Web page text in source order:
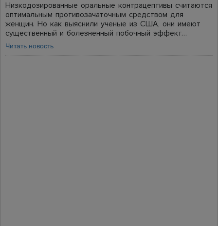
Низкодозированные оральные контрацептивы считаются
оптимальным противозачаточным средством для
женщин. Но как выяснили ученые из США, они имеют
существенный и болезненный побочный эффект…
Читать новость